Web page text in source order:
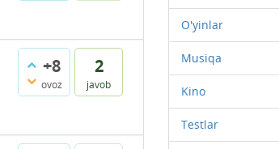
+8
ovoz
2
javob
O'yinlar
Musiqa
Kino
Testlar